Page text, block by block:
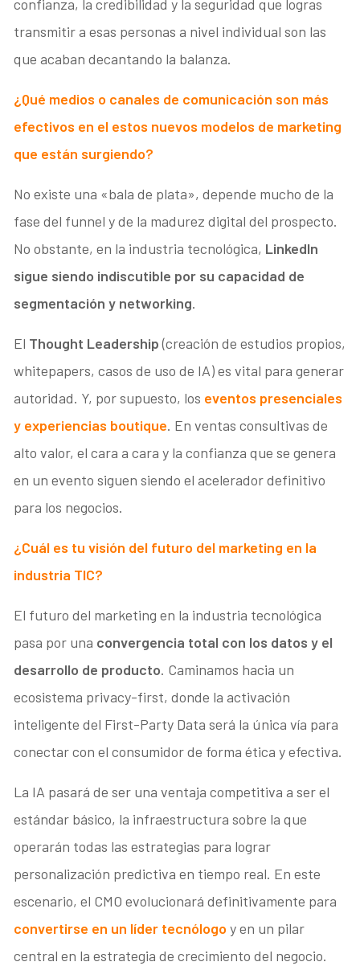
confianza, la credibilidad y la seguridad que logras
transmitir a esas personas a nivel individual son las
que acaban decantando la balanza.
¿Qué medios o canales de comunicación son más
efectivos en el estos nuevos modelos de marketing
que están surgiendo?
No existe una «bala de plata», depende mucho de la
fase del funnel y de la madurez digital del prospecto.
No obstante, en la industria tecnológica, LinkedIn
sigue siendo indiscutible por su capacidad de
segmentación y networking.
El Thought Leadership(creación de estudios propios,
whitepapers, casos de uso de IA) es vital para generar
autoridad. Y, por supuesto, los eventos presenciales
y experiencias boutique. En ventas consultivas de
alto valor, el cara a cara y la confianza que se genera
en un evento siguen siendo el acelerador definitivo
para los negocios.
¿Cuál es tu visión del futuro del marketing en la
industria TIC?
El futuro del marketing en la industria tecnológica
pasa por una convergencia total con los datos y el
desarrollo de producto. Caminamos hacia un
ecosistema privacy-first, donde la activación
inteligente del First-Party Data será la única vía para
conectar con el consumidor de forma ética y efectiva.
La IA pasará de ser una ventaja competitiva a ser el
estándar básico, la infraestructura sobre la que
operarán todas las estrategias para lograr
personalización predictiva en tiempo real. En este
escenario, el CMO evolucionará definitivamente para
convertirse en un líder tecnólogo y en un pilar
central en la estrategia de crecimiento del negocio.